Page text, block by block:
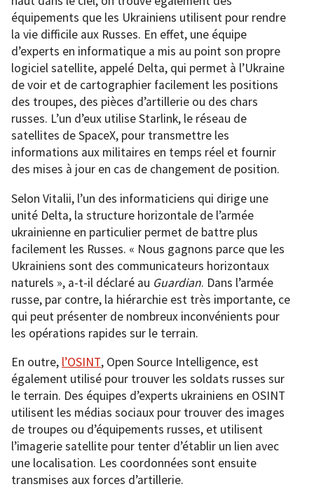
équipements que les Ukrainiens utilisent pour rendre
la vie difficile aux Russes. En effet, une équipe
d’experts en informatique a mis au point son propre
logiciel satellite, appelé Delta, qui permet à l’Ukraine
de voir et de cartographier facilement les positions
des troupes, des pièces d’artillerie ou des chars
russes. L’un d’eux utilise Starlink, le réseau de
satellites de SpaceX, pour transmettre les
informations aux militaires en temps réel et fournir
des mises à jour en cas de changement de position.
Selon Vitalii, l’un des informaticiens qui dirige une
unité Delta, la structure horizontale de l’armée
ukrainienne en particulier permet de battre plus
facilement les Russes. « Nous gagnons parce que les
Ukrainiens sont des communicateurs horizontaux
naturels », a-t-il déclaré au Guardian. Dans l’armée
russe, par contre, la hiérarchie est très importante, ce
qui peut présenter de nombreux inconvénients pour
les opérations rapides sur le terrain.
En outre, l’OSINT, Open Source Intelligence, est
également utilisé pour trouver les soldats russes sur
le terrain. Des équipes d’experts ukrainiens en OSINT
utilisent les médias sociaux pour trouver des images
de troupes ou d’équipements russes, et utilisent
l’imagerie satellite pour tenter d’établir un lien avec
une localisation. Les coordonnées sont ensuite
transmises aux forces d’artillerie.